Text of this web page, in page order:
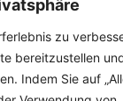
zu
bereitzustellen
Indem Sie auf